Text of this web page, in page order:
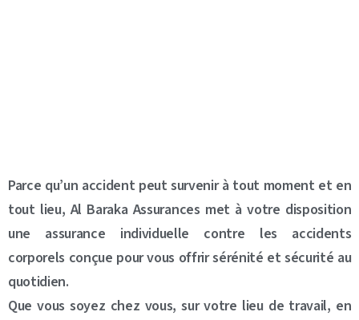
Parce qu’un accident peut survenir à tout moment et en
tout lieu, Al Baraka Assurances met à votre disposition
une assurance individuelle contre les accidents
corporels conçue pour vous offrir sérénité et sécurité au
quotidien.
Que vous soyez chez vous, sur votre lieu de travail, en